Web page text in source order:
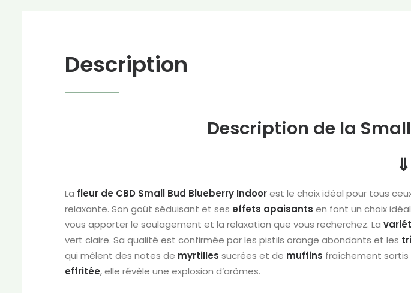
Description
Description de la
⇓
La fleur de CBD Small Bud Blueberry Indoorest le choix idéal pour tous
relaxante. Son goût séduisant et ses effets apaisants en font un choix
vous apporter le soulagement et la relaxation que vous recherchez. La
vert claire. Sa qualité est confirmée par les pistils orange abondants et les
qui mêlent des notes de myrtilles sucrées et de muffins fraîchement sortis
effritée, elle révèle une explosion d’arômes.